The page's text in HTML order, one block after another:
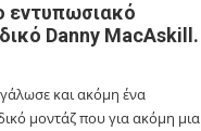
εντυπωσιακό
Danny MacAskill.
και ακόμη ένα
μοντάζ που για ακόμη μια